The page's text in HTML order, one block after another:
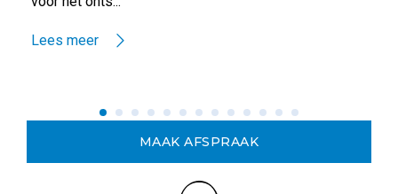
Lees meer
MAAK AFSPRAAK